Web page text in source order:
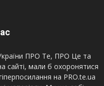
ПРО Те, ПРО Це та
сайті, мали б охоронятися
на PRO.te.ua